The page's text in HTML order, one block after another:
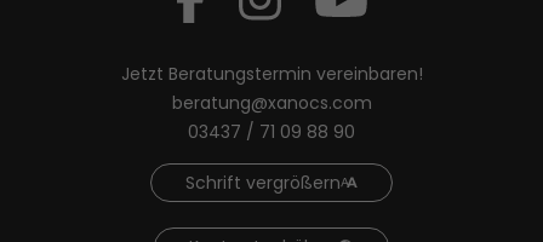
Jetzt Beratungstermin vereinbaren!
beratung@xanocs.com
03437 / 71 09 88 90
Schrift vergrößern